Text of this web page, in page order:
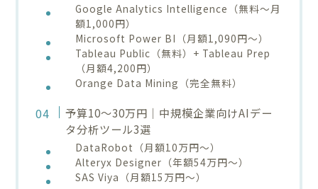
Google Analytics Intelligence（無料～月
額1,000円）
Microsoft Power BI（月額1,090円～）
Tableau Public（無料）+ Tableau Prep
（月額4,200円）
Orange Data Mining（完全無料）
予算10～30万円｜中規模企業向けAIデー
タ分析ツール3選
DataRobot（月額10万円～）
Alteryx Designer（年額54万円～）
SAS Viya（月額15万円～）